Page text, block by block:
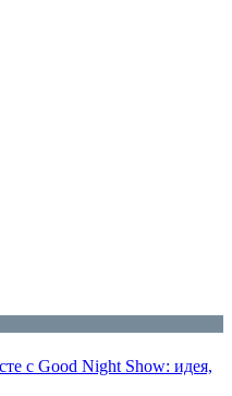
с Good Night Show: идея,